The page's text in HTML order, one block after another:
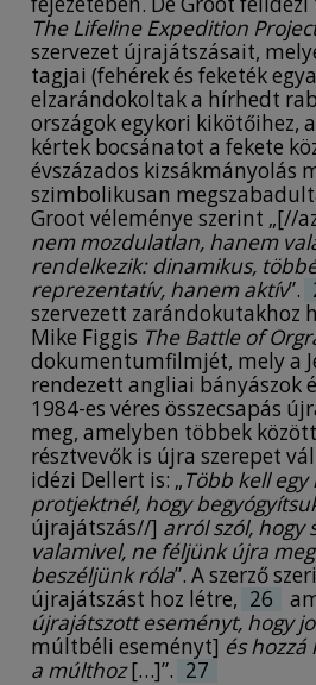
The Lifeline Expedition
szervezet újrajátszásait,
tagjai (fehérek és feketék
elzarándokoltak a hírhedt
országok egykori kikötőihez,
kértek bocsánatot a fekete
évszázados kizsákmányolás
szimbolikusan
Groot véleménye szerint „[//
nem mozdulatlan, hanem
rendelkezik: dinamikus,
reprezentatív, hanem aktív”.
szervezett zarándokutakhoz
Mike Figgis The Battle of
dokumentumfilmjét, mely a
rendezett angliai bányászok
1984-es véres összecsapás
meg, amelyben többek
résztvevők is újra szerepet
idézi Dellert is: „Több kell egy
protjektnél, hogy
újrajátszás//] arról szól, hogy
valamivel, ne féljünk újra
beszéljünk róla”. A szerző
újrajátszást hoz létre, 26
újrajátszott eseményt, hogy
múltbéli eseményt] és
a múlthoz[…]”. 27